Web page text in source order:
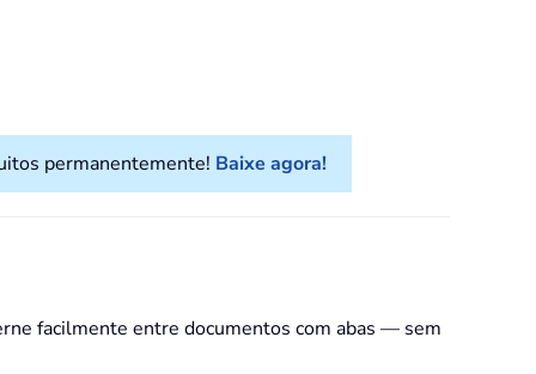
permanentemente! Baixe agora!
facilmente entre documentos com abas — sem